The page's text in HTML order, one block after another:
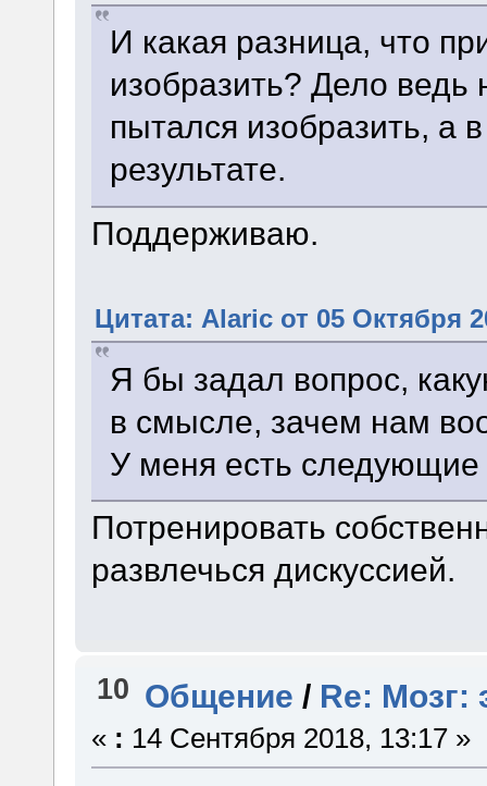
И какая разница, что
изобразить? Дело
пытался изобразить, а
результате.
Поддерживаю.
Цитата: Alaric от 05 Октября
Я бы задал вопрос,
в смысле, зачем нам
У меня есть
Потренировать
развлечься дискуссией.
10 Общение / Re: Мозг:
« : 14 Сентября 2018, 13:17 »